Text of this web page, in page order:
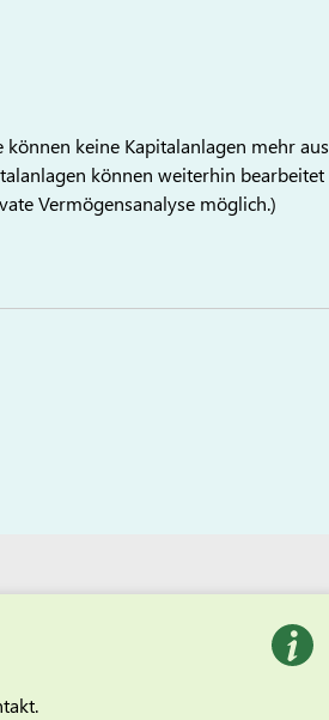
keine Kapitalanlagen mehr aus
können weiterhin bearbeitet
Vermögensanalyse möglich.)